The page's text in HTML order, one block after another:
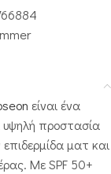
είναι ένα
υψηλή προστασία
ματ και
Με SPF 50+